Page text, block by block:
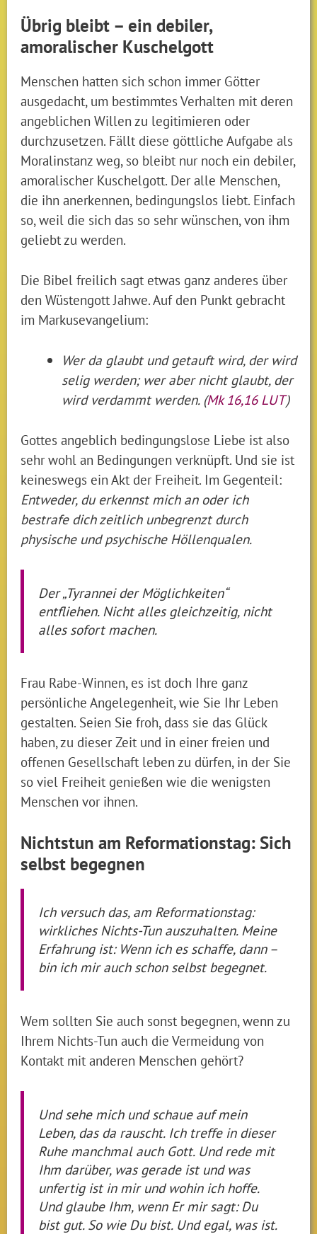
Übrig bleibt – ein debiler,
amoralischer Kuschelgott
Menschen hatten sich schon immer Götter
ausgedacht, um bestimmtes Verhalten mit deren
angeblichen Willen zu legitimieren oder
durchzusetzen. Fällt diese göttliche Aufgabe als
Moralinstanz weg, so bleibt nur noch ein debiler,
amoralischer Kuschelgott. Der alle Menschen,
die ihn anerkennen, bedingungslos liebt. Einfach
so, weil die sich das so sehr wünschen, von ihm
geliebt zu werden.
Die Bibel freilich sagt etwas ganz anderes über
den Wüstengott Jahwe. Auf den Punkt gebracht
im Markusevangelium:
Wer da glaubt und getauft wird, der wird
selig werden; wer aber nicht glaubt, der
wird verdammt werden. (Mk 16,16 LUT)
Gottes angeblich bedingungslose Liebe ist also
sehr wohl an Bedingungen verknüpft. Und sie ist
keineswegs ein Akt der Freiheit. Im Gegenteil:
Entweder, du erkennst mich an oder ich
bestrafe dich zeitlich unbegrenzt durch
physische und psychische Höllenqualen.
Der „Tyrannei der Möglichkeiten“
entfliehen. Nicht alles gleichzeitig, nicht
alles sofort machen.
Frau Rabe-Winnen, es ist doch Ihre ganz
persönliche Angelegenheit, wie Sie Ihr Leben
gestalten. Seien Sie froh, dass sie das Glück
haben, zu dieser Zeit und in einer freien und
offenen Gesellschaft leben zu dürfen, in der Sie
so viel Freiheit genießen wie die wenigsten
Menschen vor ihnen.
Nichtstun am Reformationstag: Sich
selbst begegnen
Ich versuch das, am Reformationstag:
wirkliches Nichts-Tun auszuhalten. Meine
Erfahrung ist: Wenn ich es schaffe, dann –
bin ich mir auch schon selbst begegnet.
Wem sollten Sie auch sonst begegnen, wenn zu
Ihrem Nichts-Tun auch die Vermeidung von
Kontakt mit anderen Menschen gehört?
Und sehe mich und schaue auf mein
Leben, das da rauscht. Ich treffe in dieser
Ruhe manchmal auch Gott. Und rede mit
Ihm darüber, was gerade ist und was
unfertig ist in mir und wohin ich hoffe.
Und glaube Ihm, wenn Er mir sagt: Du
bist gut. So wie Du bist. Und egal, was ist.